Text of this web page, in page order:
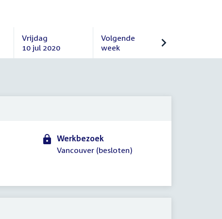
Vrijdag
10 jul 2020
Vrijdag
Volgende
week
Volgende
Werkbezoek
Vancouver (besloten)